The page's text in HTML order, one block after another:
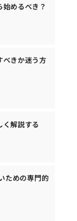
めるべき？
べきか迷う方
解説する
ための専門的